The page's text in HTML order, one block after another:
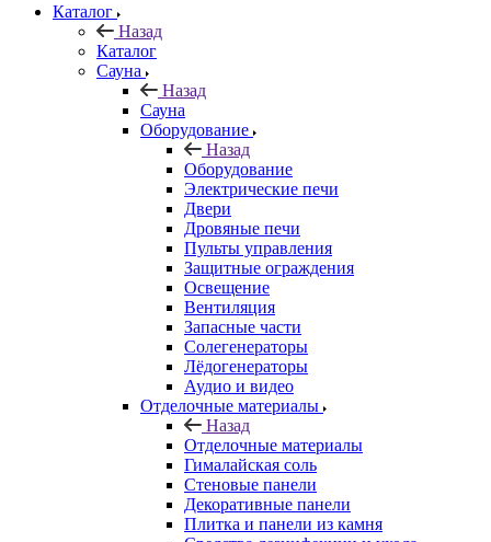
Каталог
Назад
Каталог
Сауна
Назад
Сауна
Оборудование
Назад
Оборудование
Электрические печи
Двери
Дровяные печи
Пульты управления
Защитные ограждения
Освещение
Вентиляция
Запасные части
Солегенераторы
Лёдогенераторы
Аудио и видео
Отделочные материалы
Назад
Отделочные материалы
Гималайская соль
Стеновые панели
Декоративные панели
Плитка и панели из камня